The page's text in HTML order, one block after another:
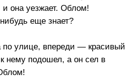
и она уезжает. Облом!
еще знает?
улице, впереди — красивый
нему подошел, а он сел в